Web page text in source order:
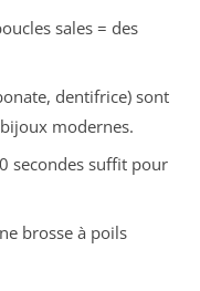
sales = des
dentifrice) sont
modernes.
secondes suffit pour
brosse à poils